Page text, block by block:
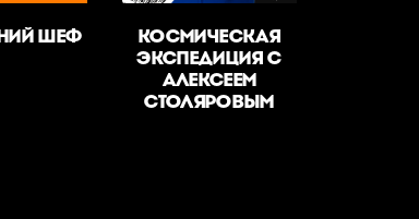
ШЕФ
КОСМИЧЕСКАЯ
ЭКСПЕДИЦИЯ С
АЛЕКСЕЕМ
СТОЛЯРОВЫМ